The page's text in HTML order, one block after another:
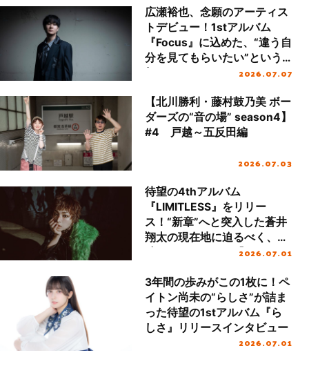
広瀬裕也、念願のアーティス
トデビュー！1stアルバム
『Focus』に込めた、“違う自
分を見てもらいたい”という
2026.07.07
【北川勝利・藤村鼓乃美 ボー
ダーズの“音の場” season4】
#4 戸越～五反田編
2026.07.03
待望の4thアルバム
『LIMITLESS』をリリー
ス！“新章”へと突入した蒼井
翔太の現在地に迫るべく、同
時リリースされた『LIVE
Orchestra 2026
Moments」』と併せてじっ
くり話を聞いた
2026.07.01
3年間の歩みがこの1枚に！ペ
イトン尚未の“らしさ”が詰ま
った待望の1stアルバム『ら
しさ』リリースインタビュー
2026.07.01